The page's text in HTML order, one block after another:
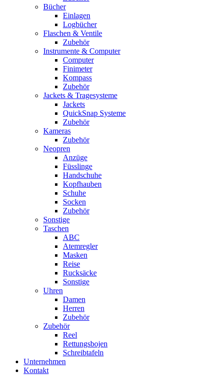
Bücher
Einlagen
Logbücher
Flaschen & Ventile
Zubehör
Instrumente & Computer
Computer
Finimeter
Kompass
Zubehör
Jackets & Tragesysteme
Jackets
QuickSnap Systeme
Zubehör
Kameras
Zubehör
Neopren
Anzüge
Füsslinge
Handschuhe
Kopfhauben
Schuhe
Socken
Zubehör
Sonstige
Taschen
ABC
Atemregler
Masken
Reise
Rucksäcke
Sonstige
Uhren
Damen
Herren
Zubehör
Zubehör
Reel
Rettungsbojen
Schreibtafeln
Unternehmen
Kontakt